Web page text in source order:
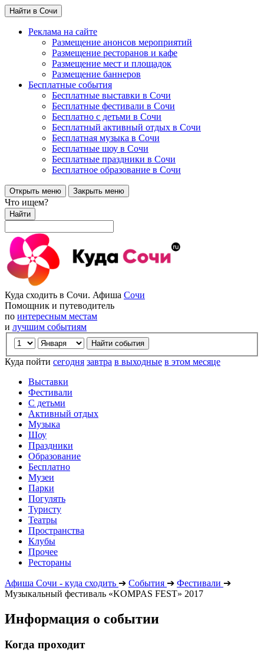
Найти в Сочи
Реклама на сайте
Размещение анонсов мероприятий
Размещение ресторанов и кафе
Размещение мест и площадок
Размещение баннеров
Бесплатные события
Бесплатные выставки в Сочи
Бесплатные фестивали в Сочи
Бесплатно с детьми в Сочи
Бесплатный активный отдых в Сочи
Бесплатная музыка в Сочи
Бесплатные шоу в Сочи
Бесплатные праздники в Сочи
Бесплатное образование в Сочи
Открыть меню Закрыть меню
Что ищем?
Найти
Куда сходить в Сочи. Афиша Сочи
Помощник и путеводитель
по интересным местам
и лучшим событиям
Куда пойти сегодня завтра в выходные в этом месяце
Выставки
Фестивали
С детьми
Активный отдых
Музыка
Шоу
Праздники
Образование
Бесплатно
Музеи
Парки
Погулять
Туристу
Театры
Пространства
Клубы
Прочее
Рестораны
Афиша Сочи - куда сходить ➔ События ➔ Фестивали ➔
Музыкальный фестиваль «KOMPAS FEST» 2017
Информация о событии
Когда проходит